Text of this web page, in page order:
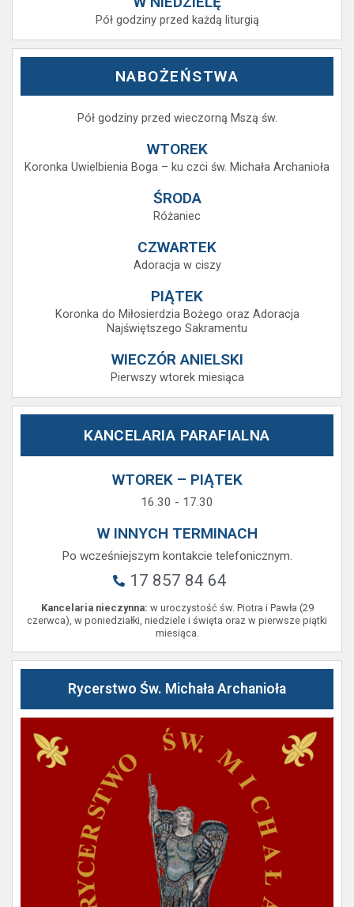
Pół godziny przed każdą liturgią
NABOŻEŃSTWA
Pół godziny przed wieczorną Mszą św.
WTOREK
Koronka Uwielbienia Boga – ku czci św. Michała Archanioła
ŚRODA
Różaniec
CZWARTEK
Adoracja w ciszy
PIĄTEK
Koronka do Miłosierdzia Bożego oraz Adoracja
Najświętszego Sakramentu
WIECZÓR ANIELSKI
Pierwszy wtorek miesiąca
KANCELARIA PARAFIALNA
WTOREK – PIĄTEK
16.30 - 17.30
W INNYCH TERMINACH
Po wcześniejszym kontakcie telefonicznym.
17 857 84 64
Kancelaria nieczynna: w uroczystość św. Piotra i Pawła (29
czerwca), w poniedziałki, niedziele i święta oraz w pierwsze piątki
miesiąca.
Rycerstwo Św. Michała Archanioła